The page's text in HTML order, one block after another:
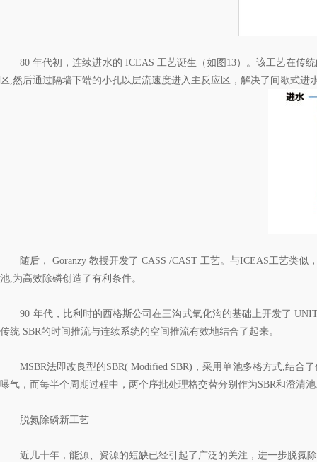
80 年代初，连续进水的 ICEAS 工艺诞生（如图13）。该工艺在传统
区,然后通过隔墙下端的小孔以层流速度进入主反应区，解决了间歇式进
随后， Goranzy 教授开发了 CASS /CAST 工艺。与ICEAS工艺类似
池,为高效除磷创造了有利条件。
90 年代，比利时的西格斯公司在三沟式氧化沟的基础上开发了
传统 SBR的时间推流与连续系统的空间推流有效地结合了起来。
MSBR法即改良型的SBR( Modified SBR)，采用单池多格方式,结合
曝气，而每半个周期过程中，两个序批处理格交替分别作为SBR和澄清
脱氮除磷新工艺
近几十年，能源、资源的短缺已经引起了广泛的关注，进一步脱氮